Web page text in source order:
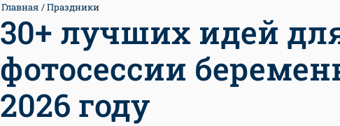
Главная Праздники
30+ лучших идей
фотосессии
2026 году